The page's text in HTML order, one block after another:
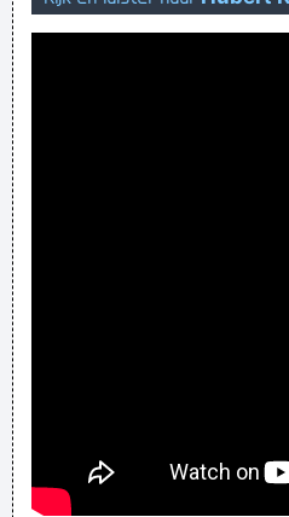
Het moet wel